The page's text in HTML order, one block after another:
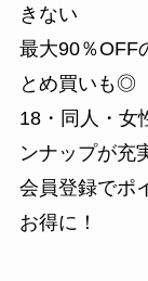
きない
最大90％OFF
とめ買いも◎
18・同人・女
ンナップが充
会員登録でポ
お得に！